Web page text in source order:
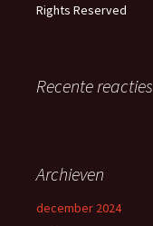
Rights Reserved
Recente reacties
Archieven
december 2024